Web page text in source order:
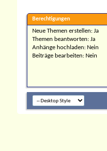
Berechtigungen
Neue Themen erstellen: Ja
Themen beantworten: Ja
Anhänge hochladen: Nein
Beiträge bearbeiten: Nein